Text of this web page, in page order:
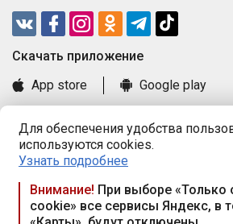
Для обеспечения удобства
используются cookies.
Узнать подробнее
Внимание! При выборе «Только
cookie» все сервисы Яндекс, в
Cкачать приложение
App store
Google play
Книга замечаний и предложений
Правила и документы
Praca.by © 2000—2026, ООО «ПРАЦА
Республика Беларусь, 220114, г. Минск,
117а, пом. № 9.